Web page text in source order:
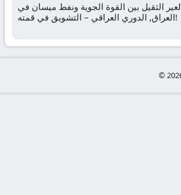
الثقيل بين القوة الجوية ونفط ميسان في
العراق, الدوري العراقي – التشويق في قمته!